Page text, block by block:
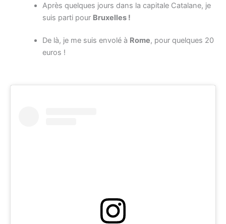
Après quelques jours dans la capitale Catalane, je
suis parti pour Bruxelles !
De là, je me suis envolé à Rome, pour quelques 20
euros !